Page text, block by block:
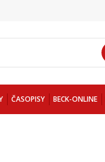
ČASOPISY BECK-ONLINE